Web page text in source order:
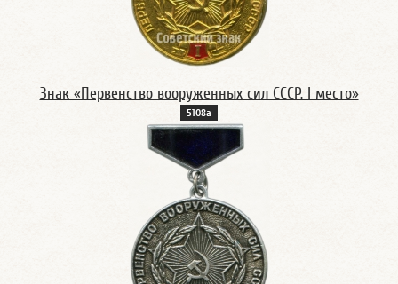
Знак «Первенство вооруженных сил СССР. I место»
5108а